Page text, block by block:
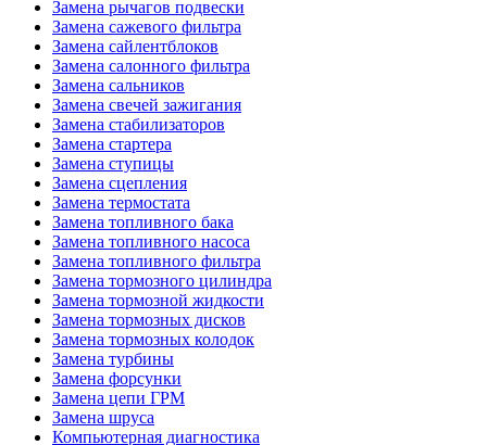
Замена рычагов подвески
Замена сажевого фильтра
Замена сайлентблоков
Замена салонного фильтра
Замена сальников
Замена свечей зажигания
Замена стабилизаторов
Замена стартера
Замена ступицы
Замена сцепления
Замена термостата
Замена топливного бака
Замена топливного насоса
Замена топливного фильтра
Замена тормозного цилиндра
Замена тормозной жидкости
Замена тормозных дисков
Замена тормозных колодок
Замена турбины
Замена форсунки
Замена цепи ГРМ
Замена шруса
Компьютерная диагностика